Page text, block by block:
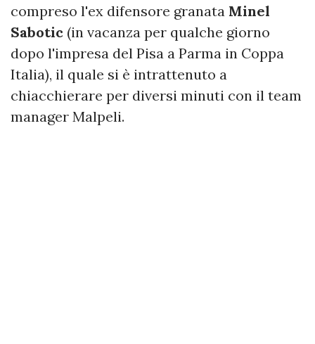
compreso l'ex difensore granata Minel
Sabotic (in vacanza per qualche giorno
dopo l'impresa del Pisa a Parma in Coppa
Italia), il quale si è intrattenuto a
chiacchierare per diversi minuti con il team
manager Malpeli.